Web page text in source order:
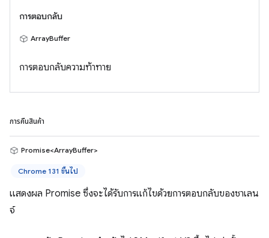
การตอบกลับ
ArrayBuffer
การตอบกลับความท้าทาย
การคืนสินค้า
Promise<ArrayBuffer>
Chrome 131 ขึ้นไป
แสดงผล Promise ซึ่งจะได้รับการแก้ไขด้วยการตอบกลับของชาเลน
จ์